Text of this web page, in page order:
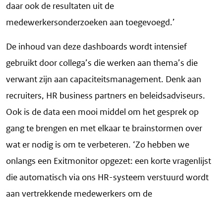
daar ook de resultaten uit de
medewerkersonderzoeken aan toegevoegd.’
De inhoud van deze dashboards wordt intensief
gebruikt door collega’s die werken aan thema’s die
verwant zijn aan capaciteitsmanagement. Denk aan
recruiters, HR business partners en beleidsadviseurs.
Ook is de data een mooi middel om het gesprek op
gang te brengen en met elkaar te brainstormen over
wat er nodig is om te verbeteren. ‘Zo hebben we
onlangs een Exitmonitor opgezet: een korte vragenlijst
die automatisch via ons HR-systeem verstuurd wordt
aan vertrekkende medewerkers om de